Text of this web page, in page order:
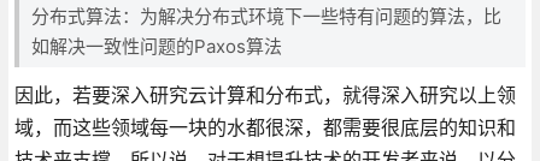
分布式算法：为解决分布式环境下一些特有问题的算法，比
如解决一致性问题的Paxos算法
因此，若要深入研究云计算和分布式，就得深入研究以上领
域，而这些领域每一块的水都很深，都需要很底层的知识和